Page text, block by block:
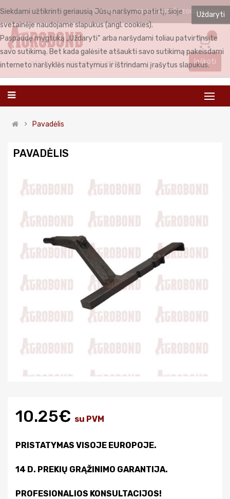
LIETUVIŲ PRISIJUNGTI REGISTRUOTIS
0
Ieškoti
Pavadėlis
PAVADĖLIS
10.25€ su PVM
PRISTATYMAS VISOJE EUROPOJE.
14 D. PREKIŲ GRĄŽINIMO GARANTIJA.
PROFESIONALIOS KONSULTACIJOS!
Uždaryti
Siekdami užtikrinti geriausią Jūsų naršymo patirtį, šioje
svetainėje naudojame slapukus (angl. cookies).
Paspaudę mygtuką „Uždaryti“ arba naršydami toliau patvirtinsite
savo sutikimą. Bet kada galėsite atšaukti savo sutikimą pakeisdami
interneto naršyklės nustatymus ir ištrindami įrašytus slapukus.